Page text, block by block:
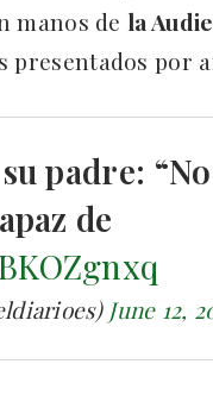
manos de la
por
padre:
de
June 12,